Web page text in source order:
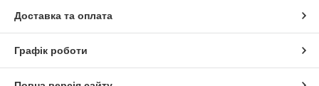
Доставка та оплата
Графік роботи